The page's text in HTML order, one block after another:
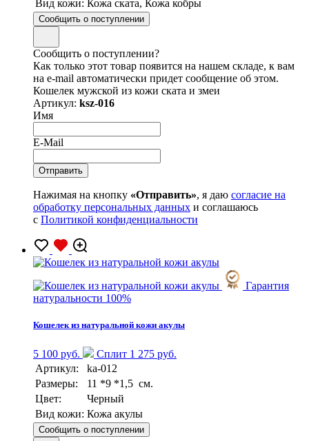
Вид кожи: Кожа ската, Кожа кобры
Сообщить о поступлении
Сообщить о поступлении?
Как только этот товар появится на нашем складе, к вам
на e-mail автоматически придет сообщение об этом.
Кошелек мужской из кожи ската и змеи
Артикул: ksz-016
Имя
E-Mail
Нажимая на кнопку «Отправить», я даю согласие на
обработку персональных данных и соглашаюсь
с Политикой конфиденциальности
Гарантия
натуральности 100%
Кошелек из натуральной кожи акулы
5 100 руб.
Сплит 1 275 руб.
Артикул:
ka-012
Размеры:
11 *9 *1,5 см.
Цвет:
Черный
Вид кожи: Кожа акулы
Сообщить о поступлении